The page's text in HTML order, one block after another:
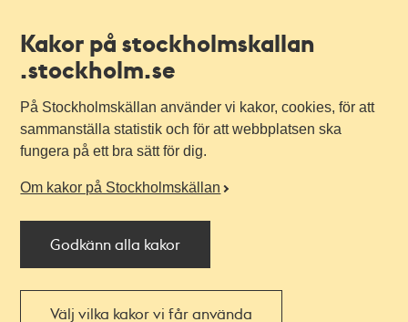
Kakor på stockholmskallan
.stockholm.se
På Stockholmskällan använder vi kakor, cookies, för att
sammanställa statistik och för att webbplatsen ska
fungera på ett bra sätt för dig.
Om kakor på Stockholmskällan
Godkänn alla kakor
Välj vilka kakor vi får använda